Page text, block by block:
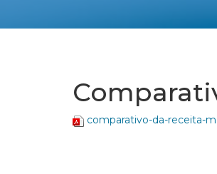
comparativo-da-receita-